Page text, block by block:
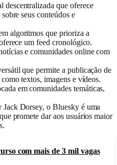
descentralizada que oferece
seus conteúdos e
algoritmos que prioriza a
um feed cronológico.
e comunidades online com
que permite a publicação de
textos, imagens e vídeos.
em comunidades temáticas,
Dorsey, o Bluesky é uma
promete dar aos usuários maior
com mais de 3 mil vagas